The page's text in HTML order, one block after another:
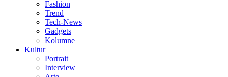
Fashion
Trend
Tech-News
Gadgets
Kolumne
Kultur
Portrait
Interview